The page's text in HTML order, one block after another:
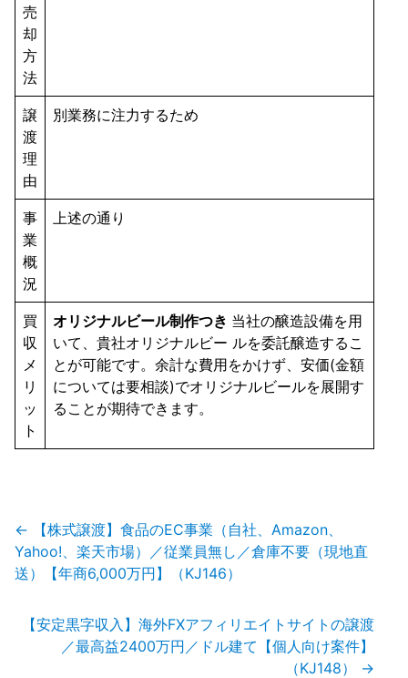
売
却
方
法
譲
渡
理
由
別業務に注力するため
事
業
概
況
上述の通り
買
収
メ
リ
ッ
ト
オリジナルビール制作つき 当社の醸造設備を用
いて、貴社オリジナルビー ルを委託醸造するこ
とが可能です。余計な費用をかけず、安価(金額
については要相談)でオリジナルビールを展開す
ることが期待できます。
稿
ナ
ビ
← 【株式譲渡】食品のEC事業（自社、Amazon、
Yahoo!、楽天市場）／従業員無し／倉庫不要（現地直
送）【年商6,000万円】（KJ146）
【安定黒字収入】海外FXアフィリエイトサイトの譲渡
／最高益2400万円／ドル建て【個人向け案件】
（KJ148） →